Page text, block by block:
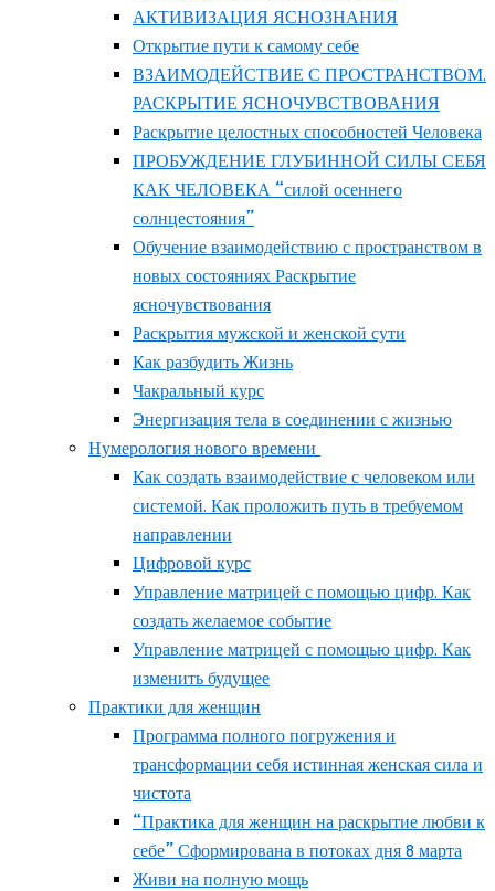
АКТИВИЗАЦИЯ ЯСНОЗНАНИЯ
Открытие пути к самому себе
ВЗАИМОДЕЙСТВИЕ С ПРОСТРАНСТВОМ.
РАСКРЫТИЕ ЯСНОЧУВСТВОВАНИЯ
Раскрытие целостных способностей Человека
ПРОБУЖДЕНИЕ ГЛУБИННОЙ СИЛЫ СЕБЯ
КАК ЧЕЛОВЕКА “силой осеннего
солнцестояния”
Обучение взаимодействию с пространством в
новых состояниях Раскрытие
ясночувствования
Раскрытия мужской и женской сути
Как разбудить Жизнь
Чакральный курс
Энергизация тела в соединении с жизнью
Нумерология нового времени
Как создать взаимодействие с человеком или
системой. Как проложить путь в требуемом
направлении
Цифровой курс
Управление матрицей с помощью цифр. Как
создать желаемое событие
Управление матрицей с помощью цифр. Как
изменить будущее
Практики для женщин
Программа полного погружения и
трансформации себя истинная женская сила и
чистота
“Практика для женщин на раскрытие любви к
себе” Сформирована в потоках дня 8 марта
Живи на полную мощь